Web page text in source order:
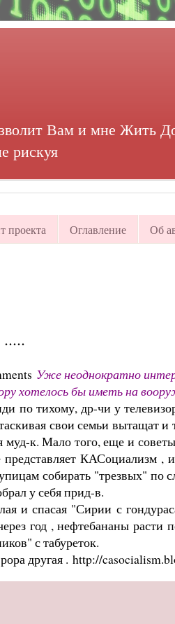
Вам и мне Жить
рискуя
проекта Оглавление Об
Уже неоднократно
хотелось бы иметь на
по тихому, др-чи у
свои семьи вытащат
муд-к. Мало того, еще и
представляет КАСоциализм
собирать "трезвых"
у себя прид-в.
спасая "Сирии с
год , нефтебананы
с табуреток.
другая . http://